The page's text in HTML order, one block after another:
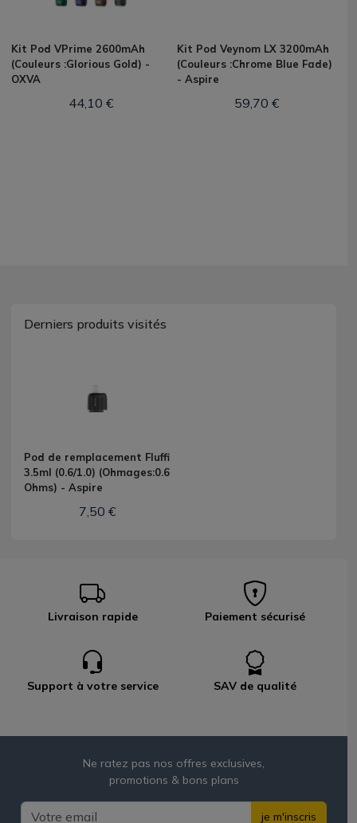
Kit Pod VPrime 2600mAh
(Couleurs :Glorious Gold) -
OXVA
44,10 €
Kit Pod Veynom LX 3200mAh
(Couleurs :Chrome Blue Fade)
- Aspire
59,70 €
Derniers produits visités
Pod de remplacement Fluffi
3.5ml (0.6/1.0) (Ohmages:0.6
Ohms) - Aspire
7,50 €
Livraison rapide Paiement sécurisé
Support à votre service SAV de qualité
Ne ratez pas nos offres exclusives,
promotions & bons plans
je m'inscris